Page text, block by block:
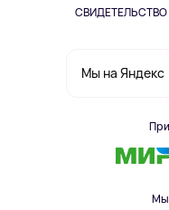
СВИДЕТЕЛЬСТВО
Мы на Яндекс
Мы